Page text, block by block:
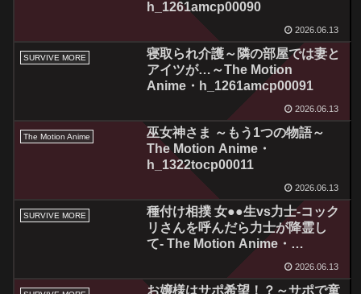
h_1261amcp00090
2026.06.13
SURVIVE MORE
寝取られ介護～隣の部屋では妻と
アイツが…～The Motion
Anime・h_1261amcp00091
2026.06.13
The Motion Anime
巫女神さま ～もう1つの物語～
The Motion Anime・
h_1322tocp00011
2026.06.13
SURVIVE MORE
種付け相撲 女●●生vs力士-コック
リさんを呼んだら力士が降霊し
て- The Motion Anime・
h_1261amcp00092
2026.06.13
お嬢様はサポ希望！？～サポで童